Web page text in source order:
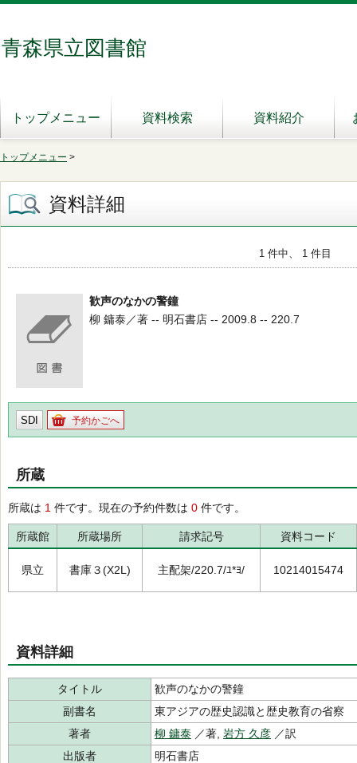
青森県立図書館
トップメニュー 資料検索 資料紹介
トップメニュー >
資料詳細
1 件中、 1 件目
歓声のなかの警鐘
柳 鏞泰／著 -- 明石書店 -- 2009.8 -- 220.7
SDI 予約かごへ
所蔵
所蔵は 1 件です。現在の予約件数は 0 件です。
所蔵館 所蔵場所 請求記号 資料コード
県立 書庫３(X2L) 主配架/220.7/ﾕ*ﾖ/ 10214015474
資料詳細
タイトル
歓声のなかの警鐘
副書名
東アジアの歴史認識と歴史教育の省察
著者
柳 鏞泰 ／著, 岩方 久彦 ／訳
出版者
明石書店